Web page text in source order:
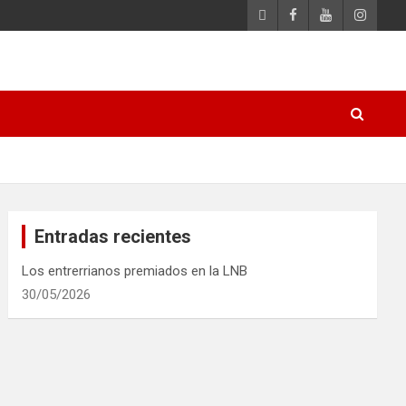
Entradas recientes
Los entrerrianos premiados en la LNB
30/05/2026